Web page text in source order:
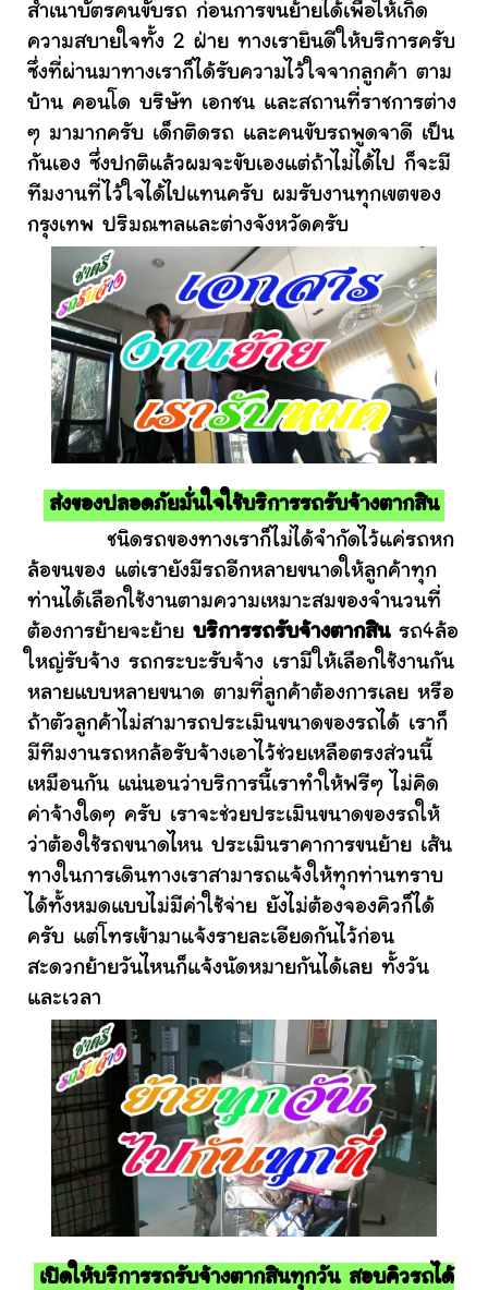
สำเนาบัตรคนขับรถ ก่อนการขนย้ายได้เพื่อให้เกิด
ความสบายใจทั้ง 2 ฝ่าย ทางเรายินดีให้บริการครับ
ซึ่งที่ผ่านมาทางเราก็ได้รับความไว้ใจจากลูกค้า ตาม
บ้าน คอนโด บริษัท เอกชน และสถานที่ราชการต่าง
ๆ มามากครับ เด็กติดรถ และคนขับรถพูดจาดี เป็น
กันเอง ซึ่งปกติแล้วผมจะขับเองแต่ถ้าไม่ได้ไป ก็จะมี
ทีมงานที่ไว้ใจได้ไปแทนครับ ผมรับงานทุกเขตของ
กรุงเทพ ปริมณฑลและต่างจังหวัดครับ
ส่งของปลอดภัยมั่นใจใช้บริการรถรับจ้างตากสิน
ชนิดรถของทางเราก็ไม่ได้จำกัดไว้แค่รถหก
ล้อขนของ แต่เรายังมีรถอีกหลายขนาดให้ลูกค้าทุก
ท่านได้เลือกใช้งานตามความเหมาะสมของจำนวนที่
ต้องการย้ายจะย้ายบริการรถรับจ้างตากสินรถ4ล้อ
ใหญ่รับจ้าง รถกระบะรับจ้าง เรามีให้เลือกใช้งานกัน
หลายแบบหลายขนาด ตามที่ลูกค้าต้องการเลย หรือ
ถ้าตัวลูกค้าไม่สามารถประเมินขนาดของรถได้ เราก็
มีทีมงานรถหกล้อรับจ้างเอาไว้ช่วยเหลือตรงส่วนนี้
เหมือนกัน แน่นอนว่าบริการนี้เราทำให้ฟรีๆ ไม่คิด
ค่าจ้างใดๆ ครับ เราจะช่วยประเมินขนาดของรถให้
ว่าต้องใช้รถขนาดไหน ประเมินราคาการขนย้าย เส้น
ทางในการเดินทางเราสามารถแจ้งให้ทุกท่านทราบ
ได้ทั้งหมดแบบไม่มีค่าใช้จ่าย ยังไม่ต้องจองคิวก็ได้
ครับ แต่โทรเข้ามาแจ้งรายละเอียดกันไว้ก่อน
สะดวกย้ายวันไหนก็แจ้งนัดหมายกันได้เลย ทั้งวัน
และเวลา
เปิดให้บริการรถรับจ้างตากสินทุกวัน สอบคิวรถได้